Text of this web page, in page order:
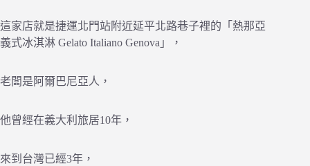
這家店就是捷運北門站附近延平北路巷子裡的「熱那亞
義式冰淇淋 Gelato Italiano Genova」，
老闆是阿爾巴尼亞人，
他曾經在義大利旅居10年，
來到台灣已經3年，